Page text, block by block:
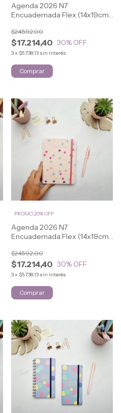
Agenda 2026 N7
Encuadernada Flex (14x19cm)
$17.214,40
$24.592,00
30% OFF
3x $5.738,13 sin interés
Comprar
Agenda 2026 N7
Encuadernada Flex (14x19cm)
$17.214,40
$24.592,00
30% OFF
3x $5.738,13 sin interés
PROMO 20% OFF
Comprar